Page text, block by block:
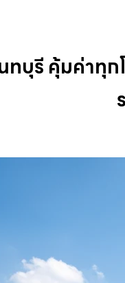
นทบุรี คุ้มค่าทุ